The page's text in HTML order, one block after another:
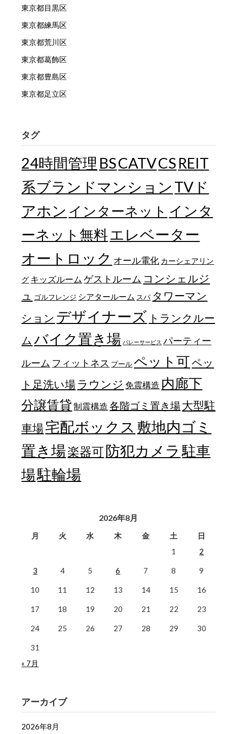
東京都目黒区
東京都練馬区
東京都荒川区
東京都葛飾区
東京都豊島区
東京都足立区
タグ
24時間管理 BSCATVCS REIT
系ブランドマンション TVド
アホン インターネット インタ
ーネット無料エレベーター
オートロック オール電化 カーシェアリン
グ キッズルーム ゲストルーム コンシェルジ
ュ
ゴルフレンジ シアタールーム スパ タワーマン
ション デザイナーズ トランクルー
ム バイク置き場 バレーサービス パーティー
ルーム フィットネス プール ペット可ペッ
ト足洗い場 ラウンジ 免震構造 内廊下
分譲賃貸 制震構造 各階ゴミ置き場大型駐
車場宅配ボックス 敷地内ゴミ
置き場楽器可防犯カメラ 駐車
場駐輪場
2026年8月
月 火 水 木 金 土
日
1
2
3 4 5 6 7 8 9
10 11 12 13 14 15 16
17 18 19 20 21 22 23
24 25 26 27 28 29 30
31
« 7月
アーカイブ
2026年8月